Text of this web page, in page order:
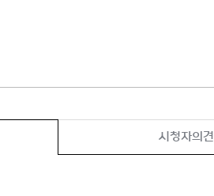
시는길
시청자의견